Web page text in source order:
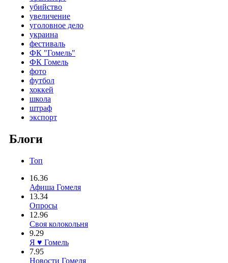
убийство
увеличение
уголовное дело
украина
фестиваль
ФК "Гомель"
ФК Гомель
фото
футбол
хоккей
школа
штраф
экспорт
Блоги
Топ
16.36
Афиша Гомеля
13.34
Опросы
12.96
Своя колокольня
9.29
Я ♥ Гомель
7.95
Новости Гомеля